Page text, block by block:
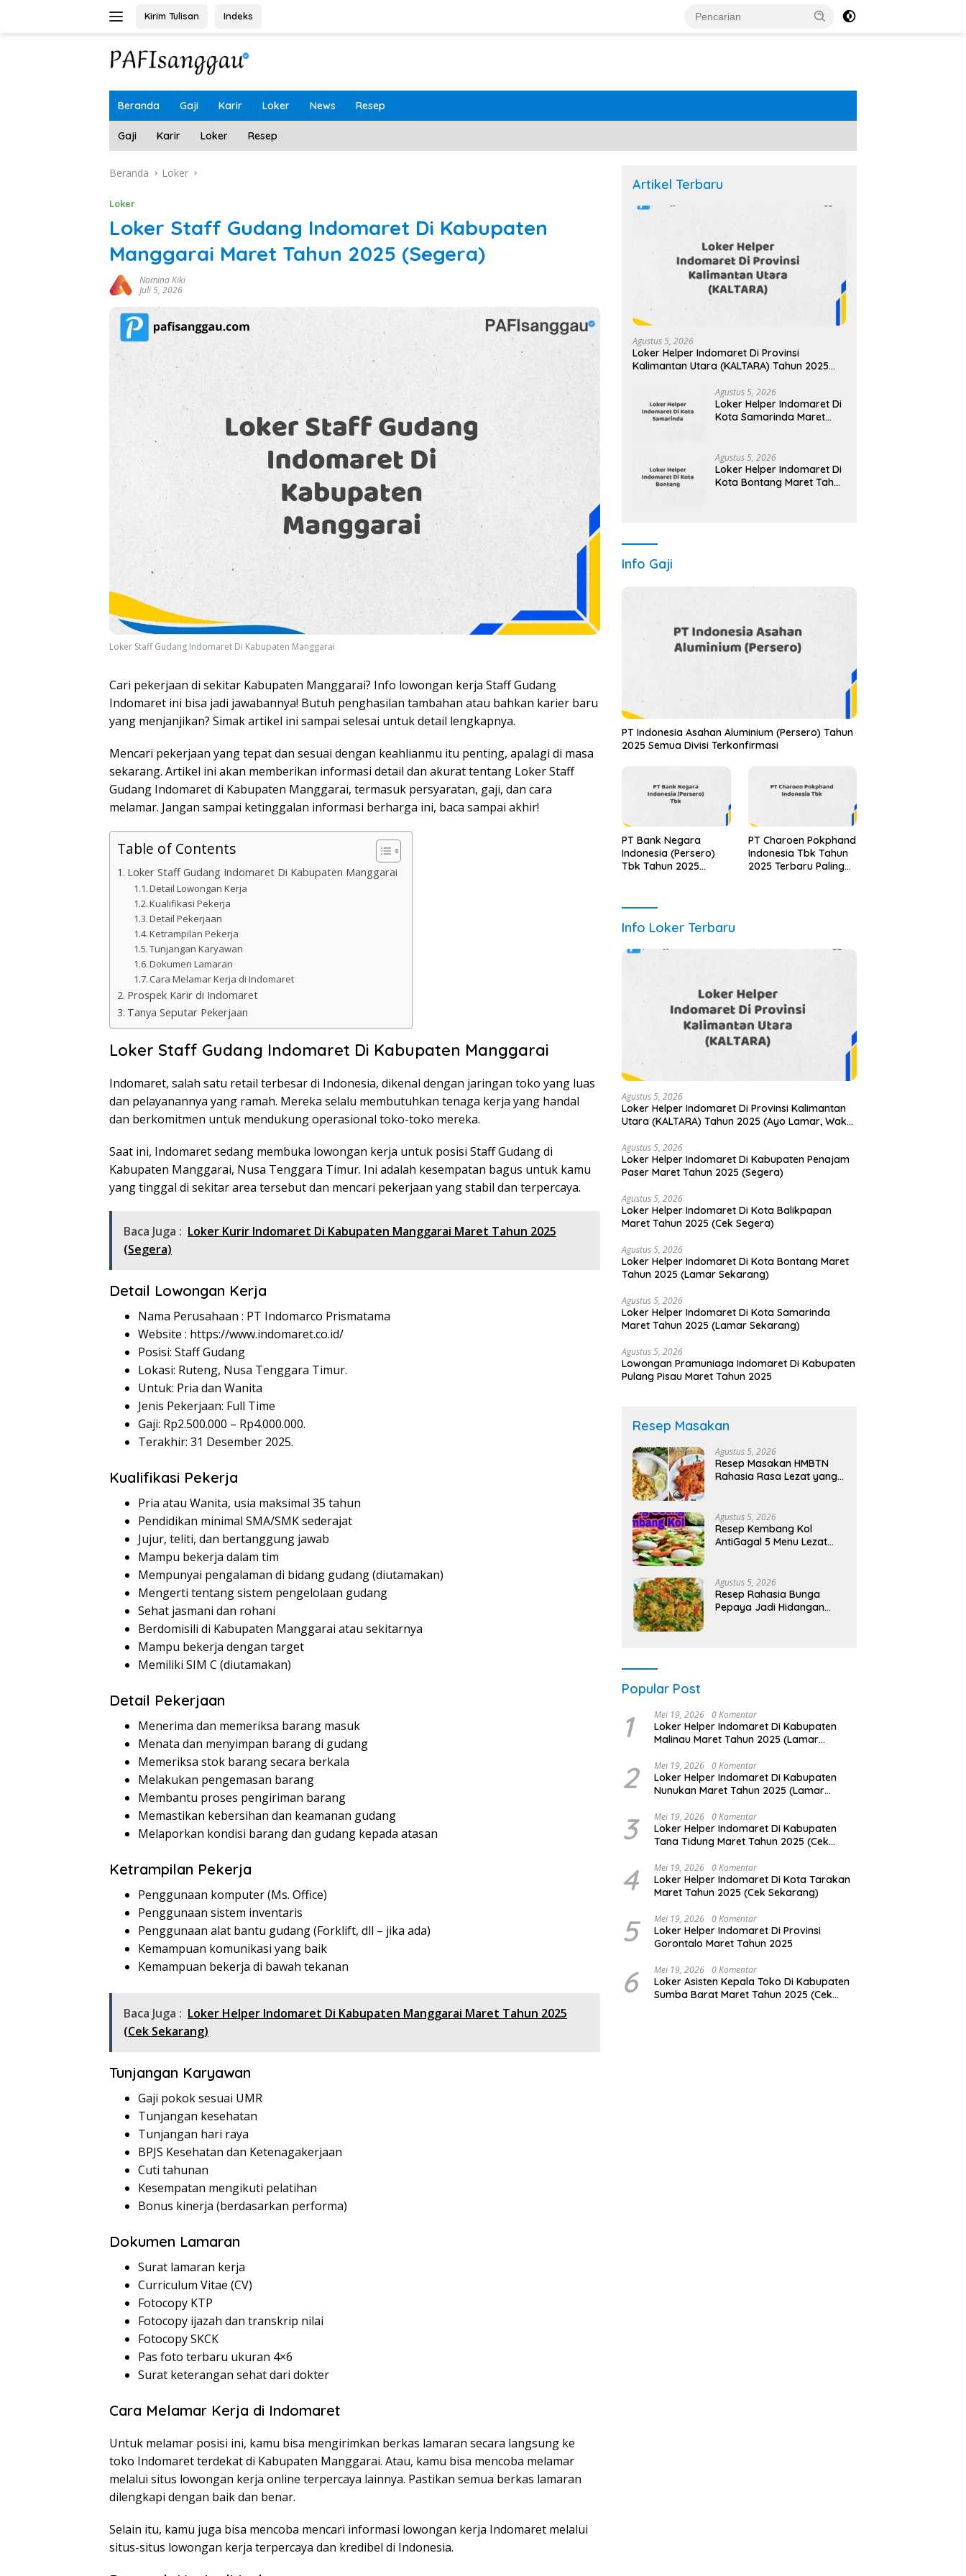
Kirim Tulisan Indeks
Beranda Gaji Karir Loker News Resep
Gaji Karir Loker Resep
Beranda Loker
Loker
Loker Staff Gudang Indomaret Di Kabupaten
Manggarai Maret Tahun 2025 (Segera)
Namina Kiki
Juli 5, 2026
Loker Staff Gudang Indomaret Di Kabupaten Manggarai
Cari pekerjaan di sekitar Kabupaten Manggarai? Info lowongan kerja Staff Gudang
Indomaret ini bisa jadi jawabannya! Butuh penghasilan tambahan atau bahkan karier baru
yang menjanjikan? Simak artikel ini sampai selesai untuk detail lengkapnya.
Mencari pekerjaan yang tepat dan sesuai dengan keahlianmu itu penting, apalagi di masa
sekarang. Artikel ini akan memberikan informasi detail dan akurat tentang Loker Staff
Gudang Indomaret di Kabupaten Manggarai, termasuk persyaratan, gaji, dan cara
melamar. Jangan sampai ketinggalan informasi berharga ini, baca sampai akhir!
Table of Contents
Loker Staff Gudang Indomaret Di Kabupaten Manggarai
Detail Lowongan Kerja
Kualifikasi Pekerja
Detail Pekerjaan
Ketrampilan Pekerja
Tunjangan Karyawan
Dokumen Lamaran
Cara Melamar Kerja di Indomaret
Prospek Karir di Indomaret
Tanya Seputar Pekerjaan
Loker Staff Gudang Indomaret Di Kabupaten Manggarai
Indomaret, salah satu retail terbesar di Indonesia, dikenal dengan jaringan toko yang luas
dan pelayanannya yang ramah. Mereka selalu membutuhkan tenaga kerja yang handal
dan berkomitmen untuk mendukung operasional toko-toko mereka.
Saat ini, Indomaret sedang membuka lowongan kerja untuk posisi Staff Gudang di
Kabupaten Manggarai, Nusa Tenggara Timur. Ini adalah kesempatan bagus untuk kamu
yang tinggal di sekitar area tersebut dan mencari pekerjaan yang stabil dan terpercaya.
Baca Juga : Loker Kurir Indomaret Di Kabupaten Manggarai Maret Tahun 2025
(Segera)
Detail Lowongan Kerja
Nama Perusahaan : PT Indomarco Prismatama
Website : https://www.indomaret.co.id/
Posisi: Staff Gudang
Lokasi: Ruteng, Nusa Tenggara Timur.
Untuk: Pria dan Wanita
Jenis Pekerjaan: Full Time
Gaji: Rp2.500.000 – Rp4.000.000.
Terakhir: 31 Desember 2025.
Kualifikasi Pekerja
Pria atau Wanita, usia maksimal 35 tahun
Pendidikan minimal SMA/SMK sederajat
Jujur, teliti, dan bertanggung jawab
Mampu bekerja dalam tim
Mempunyai pengalaman di bidang gudang (diutamakan)
Mengerti tentang sistem pengelolaan gudang
Sehat jasmani dan rohani
Berdomisili di Kabupaten Manggarai atau sekitarnya
Mampu bekerja dengan target
Memiliki SIM C (diutamakan)
Detail Pekerjaan
Menerima dan memeriksa barang masuk
Menata dan menyimpan barang di gudang
Memeriksa stok barang secara berkala
Melakukan pengemasan barang
Membantu proses pengiriman barang
Memastikan kebersihan dan keamanan gudang
Melaporkan kondisi barang dan gudang kepada atasan
Ketrampilan Pekerja
Penggunaan komputer (Ms. Office)
Penggunaan sistem inventaris
Penggunaan alat bantu gudang (Forklift, dll – jika ada)
Kemampuan komunikasi yang baik
Kemampuan bekerja di bawah tekanan
Baca Juga : Loker Helper Indomaret Di Kabupaten Manggarai Maret Tahun 2025
(Cek Sekarang)
Tunjangan Karyawan
Gaji pokok sesuai UMR
Tunjangan kesehatan
Tunjangan hari raya
BPJS Kesehatan dan Ketenagakerjaan
Cuti tahunan
Kesempatan mengikuti pelatihan
Bonus kinerja (berdasarkan performa)
Dokumen Lamaran
Surat lamaran kerja
Curriculum Vitae (CV)
Fotocopy KTP
Fotocopy ijazah dan transkrip nilai
Fotocopy SKCK
Pas foto terbaru ukuran 4×6
Surat keterangan sehat dari dokter
Cara Melamar Kerja di Indomaret
Untuk melamar posisi ini, kamu bisa mengirimkan berkas lamaran secara langsung ke
toko Indomaret terdekat di Kabupaten Manggarai. Atau, kamu bisa mencoba melamar
melalui situs lowongan kerja online terpercaya lainnya. Pastikan semua berkas lamaran
dilengkapi dengan baik dan benar.
Selain itu, kamu juga bisa mencoba mencari informasi lowongan kerja Indomaret melalui
situs-situs lowongan kerja terpercaya dan kredibel di Indonesia.
Artikel Terbaru
Agustus 5, 2026
Loker Helper Indomaret Di Provinsi
Kalimantan Utara (KALTARA) Tahun 2025
Agustus 5, 2026
Loker Helper Indomaret Di
Kota Samarinda Maret
Agustus 5, 2026
Loker Helper Indomaret Di
Kota Bontang Maret Tahun
Info Gaji
PT Indonesia Asahan Aluminium (Persero) Tahun
2025 Semua Divisi Terkonfirmasi
PT Bank Negara
Indonesia (Persero)
Tbk Tahun 2025
PT Charoen Pokphand
Indonesia Tbk Tahun
2025 Terbaru Paling
Info Loker Terbaru
Agustus 5, 2026
Loker Helper Indomaret Di Provinsi Kalimantan
Utara (KALTARA) Tahun 2025 (Ayo Lamar, Waktu
Agustus 5, 2026
Loker Helper Indomaret Di Kabupaten Penajam
Paser Maret Tahun 2025 (Segera)
Agustus 5, 2026
Loker Helper Indomaret Di Kota Balikpapan
Maret Tahun 2025 (Cek Segera)
Agustus 5, 2026
Loker Helper Indomaret Di Kota Bontang Maret
Tahun 2025 (Lamar Sekarang)
Agustus 5, 2026
Loker Helper Indomaret Di Kota Samarinda
Maret Tahun 2025 (Lamar Sekarang)
Agustus 5, 2026
Lowongan Pramuniaga Indomaret Di Kabupaten
Pulang Pisau Maret Tahun 2025
Resep Masakan
Agustus 5, 2026
Resep Masakan HMBTN
Rahasia Rasa Lezat yang
Agustus 5, 2026
Resep Kembang Kol
AntiGagal 5 Menu Lezat
Agustus 5, 2026
Resep Rahasia Bunga
Pepaya Jadi Hidangan
Popular Post
1 Mei 19, 2026 0 Komentar
Loker Helper Indomaret Di Kabupaten
Malinau Maret Tahun 2025 (Lamar
2 Mei 19, 2026 0 Komentar
Loker Helper Indomaret Di Kabupaten
Nunukan Maret Tahun 2025 (Lamar
3 Mei 19, 2026 0 Komentar
Loker Helper Indomaret Di Kabupaten
Tana Tidung Maret Tahun 2025 (Cek
4 Mei 19, 2026 0 Komentar
Loker Helper Indomaret Di Kota Tarakan
Maret Tahun 2025 (Cek Sekarang)
5 Mei 19, 2026 0 Komentar
Loker Helper Indomaret Di Provinsi
Gorontalo Maret Tahun 2025
6 Mei 19, 2026 0 Komentar
Loker Asisten Kepala Toko Di Kabupaten
Sumba Barat Maret Tahun 2025 (Cek